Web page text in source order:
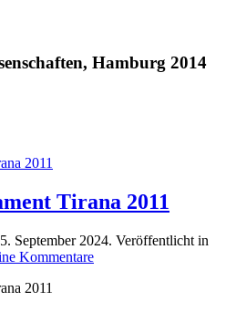
Hamburg 2014
Tirana 2011
September 2024. Veröffentlicht in
Kommentarezu